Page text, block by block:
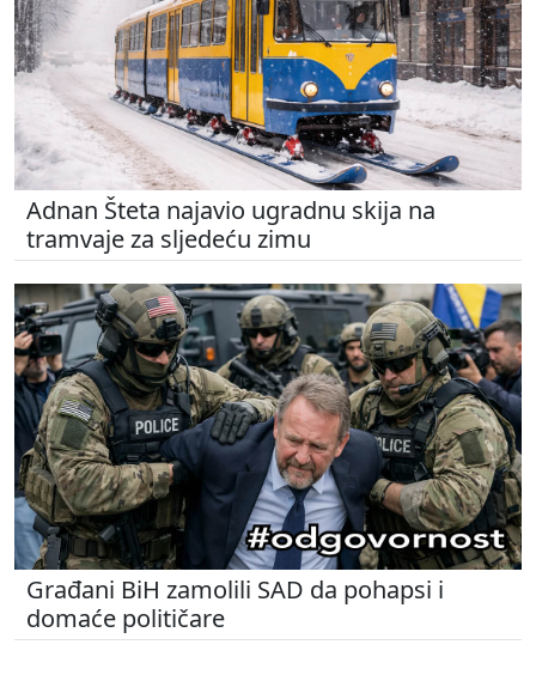
Adnan Šteta najavio ugradnu skija na
tramvaje za sljedeću zimu
Građani BiH zamolili SAD da pohapsi i
domaće političare